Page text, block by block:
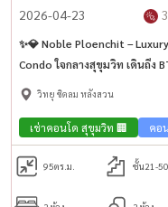
2026-04-23
✨💎 Noble Ploenchit – Luxury
Condo ใจกลางสุขุมวิท เดินถึง
เพลินจิต 🚆🏢
วิทยุ ชิดลม หลังสวน
เช่าคอนโด สุขุมวิท 🏢 คอ
95ตร.ม. ชั้น21-50